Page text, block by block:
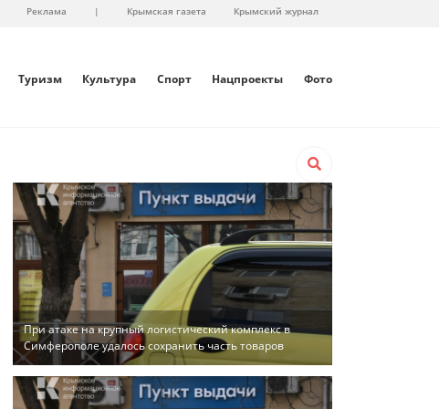
Реклама | Крымская газета Крымский журнал
Туризм Культура Спорт Нацпроекты Фото
При атаке на крупный логистический комплекс в
Симферополе удалось сохранить часть товаров